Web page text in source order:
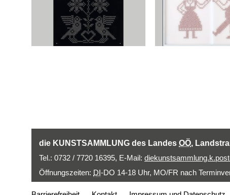
die KUNSTSAMMLUNG des Landes OÖ,
Tel.: 0732 / 7720 16395, E-Mail:
Öffnungszeiten: DI-DO 14-18 Uhr, MO/FR nach